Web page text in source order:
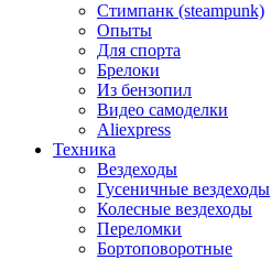
Стимпанк (steampunk)
Опыты
Для спорта
Брелоки
Из бензопил
Видео самоделки
Aliexpress
Техника
Вездеходы
Гусеничные вездеходы
Колесные вездеходы
Переломки
Бортоповоротные